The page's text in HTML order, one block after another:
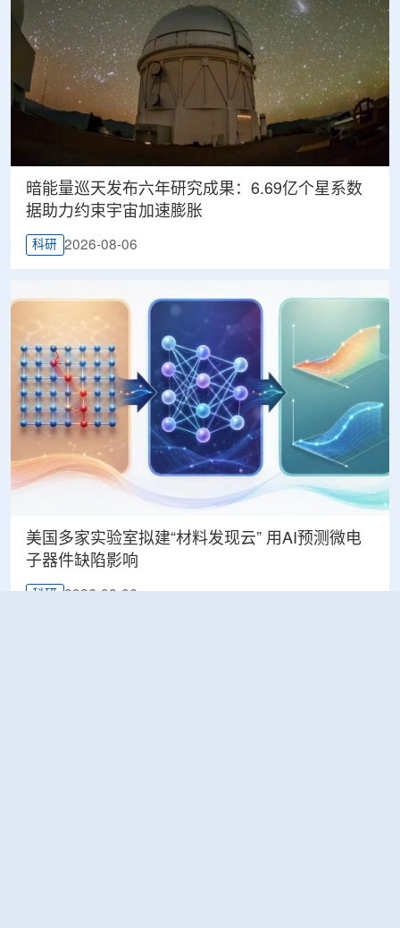
暗能量巡天发布六年研究成果：6.69亿个星系数
据助力约束宇宙加速膨胀
科研 2026-08-06
美国多家实验室拟建“材料发现云” 用AI预测微电
子器件缺陷影响
科研 2026-08-06